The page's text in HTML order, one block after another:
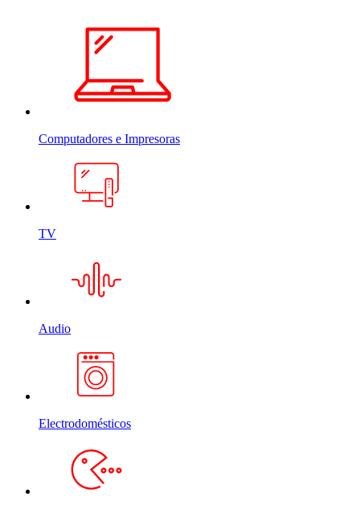
Computadores e Impresoras
TV
Audio
Electrodomésticos